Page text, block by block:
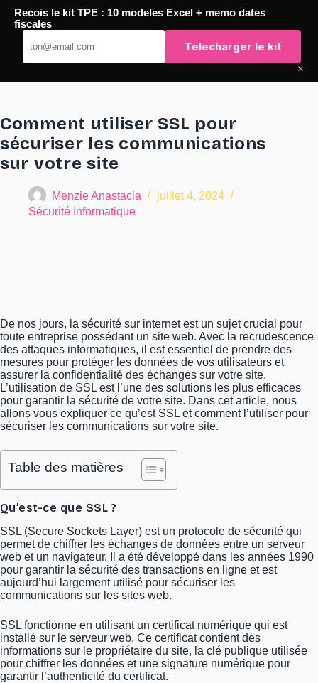
contenu
TaqTaq
Comment utiliser SSL pour
sécuriser les communications
sur votre site
Menzie Anastacia
juillet 4, 2024
Sécurité Informatique
De nos jours, la sécurité sur internet est un sujet crucial pour
toute entreprise possédant un site web. Avec la recrudescence
des attaques informatiques, il est essentiel de prendre des
mesures pour protéger les données de vos utilisateurs et
assurer la confidentialité des échanges sur votre site.
L’utilisation de SSL est l’une des solutions les plus efficaces
pour garantir la sécurité de votre site. Dans cet article, nous
allons vous expliquer ce qu’est SSL et comment l’utiliser pour
sécuriser les communications sur votre site.
Table des matières
Qu’est-ce que SSL ?
SSL (Secure Sockets Layer) est un protocole de sécurité qui
permet de chiffrer les échanges de données entre un serveur
web et un navigateur. Il a été développé dans les années 1990
pour garantir la sécurité des transactions en ligne et est
aujourd’hui largement utilisé pour sécuriser les
communications sur les sites web.
SSL fonctionne en utilisant un certificat numérique qui est
installé sur le serveur web. Ce certificat contient des
informations sur le propriétaire du site, la clé publique utilisée
pour chiffrer les données et une signature numérique pour
garantir l’authenticité du certificat.
Recois le kit TPE : 10 modeles Excel + memo dates
fiscales
Telecharger le kit
×